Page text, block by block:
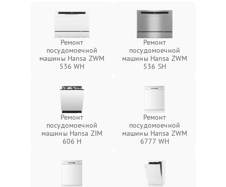
Ремонт
посудомоечной
машины Hansa ZWM
536 WH
Ремонт
посудомоечной
машины Hansa ZWM
536 SH
Ремонт
посудомоечной
машины Hansa ZIM
606 Н
Ремонт
посудомоечной
машины Hansa ZWM
6777 WH